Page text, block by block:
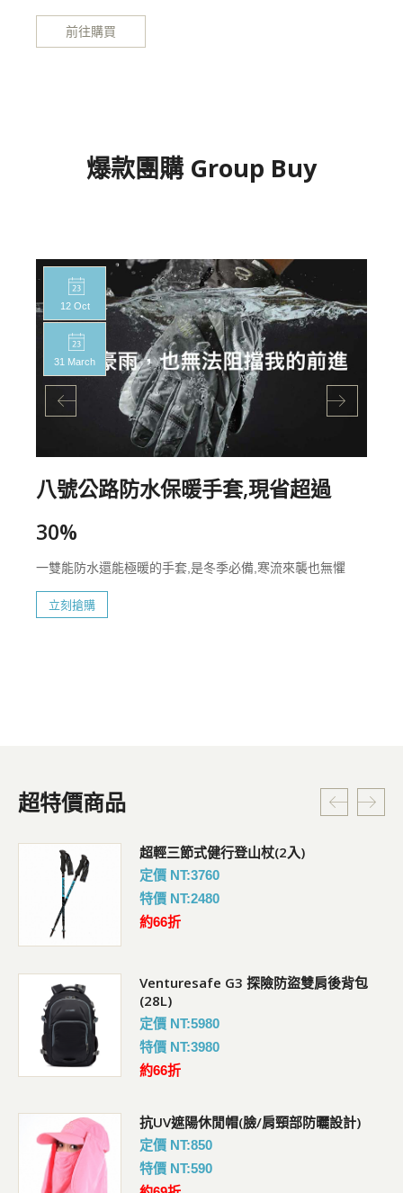
前往購買
爆款團購 Group Buy
12 Oct
31 March
八號公路防水保暖手套,現省超過
30%
一雙能防水還能極暖的手套,是冬季必備,寒流來襲也無懼
立刻搶購
超特價商品
超輕三節式健行登山杖(2入)
定價 NT:3760
特價 NT:2480
約66折
Venturesafe G3 探險防盜雙肩後背包
(28L)
定價 NT:5980
特價 NT:3980
約66折
抗UV遮陽休閒帽(臉/肩頸部防曬設計)
定價 NT:850
特價 NT:590